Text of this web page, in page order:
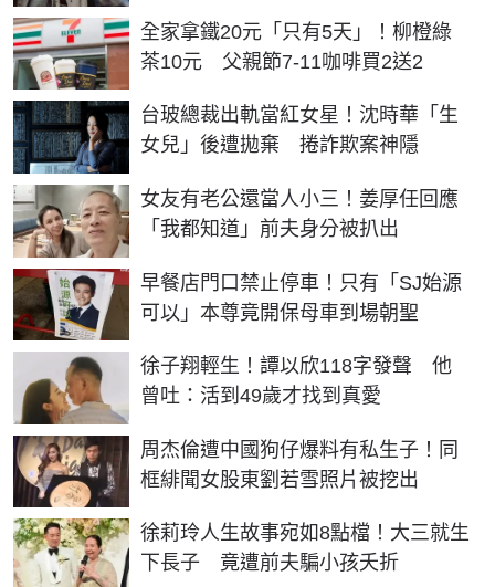
全家拿鐵20元「只有5天」！柳橙綠
茶10元 父親節7-11咖啡買2送2
台玻總裁出軌當紅女星！沈時華「生
女兒」後遭拋棄 捲詐欺案神隱
女友有老公還當人小三！姜厚任回應
「我都知道」前夫身分被扒出
早餐店門口禁止停車！只有「SJ始源
可以」本尊竟開保母車到場朝聖
徐子翔輕生！譚以欣118字發聲 他
曾吐：活到49歲才找到真愛
周杰倫遭中國狗仔爆料有私生子！同
框緋聞女股東劉若雪照片被挖出
徐莉玲人生故事宛如8點檔！大三就生
下長子 竟遭前夫騙小孩夭折